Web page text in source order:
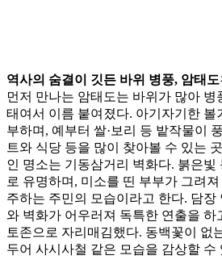
역사의 숨결이 깃든 바위 병풍, 암태도
먼저 만나는 암태도는 바위가 많아 병
태여서 이름 붙여졌다. 아기자기한 볼
부하며, 예부터 쌀·보리 등 밭작물이
트와 식당 등을 많이 찾아볼 수 있는
인 명소는 기동삼거리 벽화다. 붉은
로 유명하며, 미소를 띤 부부가 그려
주하는 주민의 모습이라고 한다. 담장
와 벽화가 어우러져 독특한 연출을 하
토존으로 자리매김했다. 동백꽃이 없
두어 사시사철 같은 모습을 감상할 수